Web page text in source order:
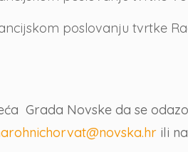
poslovanju tvrtke
Grada Novske da se
ili